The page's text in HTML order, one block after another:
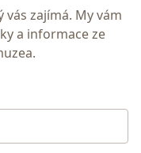
zajímá. My vám
a informace ze